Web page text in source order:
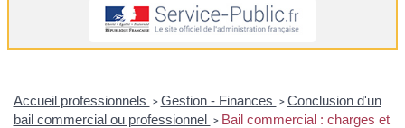
Accueil professionnels > Gestion - Finances > Conclusion d'un
bail commercial ou professionnel > Bail commercial : charges et